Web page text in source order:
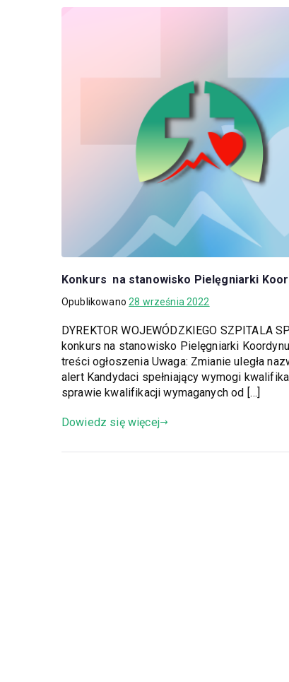
Konkurs na stanowisko Pielęgniarki
Opublikowano28 września 2022
DYREKTOR WOJEWÓDZKIEGO SZPITALA
konkurs na stanowisko Pielęgniarki
treści ogłoszenia Uwaga: Zmianie uległa
alert Kandydaci spełniający wymogi
sprawie kwalifikacji wymaganych od […]
Dowiedz się więcej